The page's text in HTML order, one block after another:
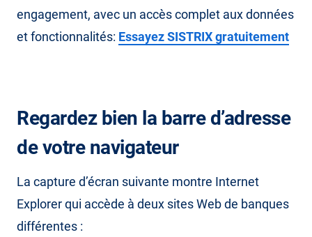
engagement, avec un accès complet aux données
et fonctionnalités: Essayez SISTRIX gratuitement
Regardez bien la barre d’adresse
de votre navigateur
La capture d’écran suivante montre Internet
Explorer qui accède à deux sites Web de banques
différentes :